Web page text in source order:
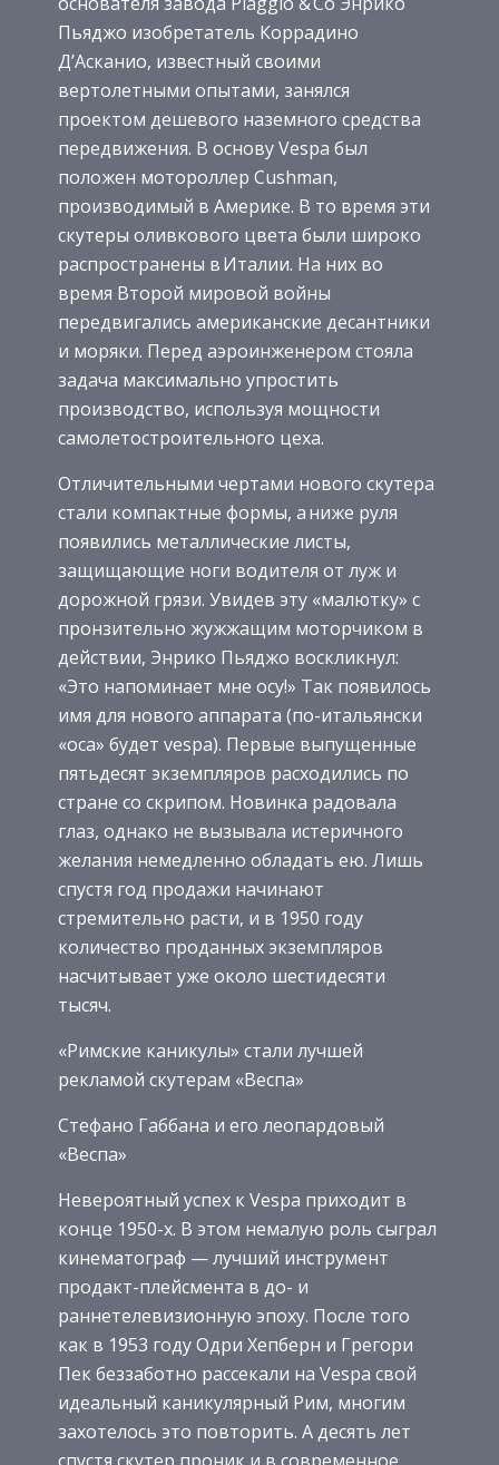
Пьяджо изобретатель Кор­радино
Д’Асканио, известный своими
вертолетными опытами, занялся
проектом дешевого наземного средства
передвижения. В основу Vespa был
положен моторол­лер Cushman,
производимый в Америке. В то вре­мя эти
скутеры оливкового цвета были широко
распространены в Италии. На них во
время Второй мировой войны
передвигались американские десантники
и моряки. Перед аэро­инженером стояла
задача максимально упростить
производство, используя мощности
самоле­то­строительного цеха.
Отличительными чертами нового скутера
стали компактные формы, а ниже руля
появились металлические листы,
защищающие ноги водителя от луж и
дорожной грязи. Увидев эту «малютку» с
пронзительно жужжащим моторчиком в
действии, Энрико Пьяджо воскликнул:
«Это напоминает мне осу!» Так появилось
имя для нового аппарата (по-итальянски
«оса» будет vespa). Первые вы­пущенные
пятьдесят экземпляров расходились по
стране со скрипом. Новинка радовала
глаз, однако не вы­зывала истеричного
желания немедленно обладать ею. Лишь
спустя год продажи начинают
стремительно расти, и в 1950 году
количество проданных экземпляров
насчитывает уже около шестидесяти
тысяч.
«Римские каникулы» стали лучшей
рекламой скутерам «Веспа»
Стефано Габбана и его леопардовый
«Веспа»
Невероятный успех к Vespa приходит в
конце 1950-х. В этом немалую роль сыграл
кинематограф — лучший инструмент
продакт-плейс­мента в до- и
раннетелевизионную эпоху. После того
как в 1953 году Одри Хепберн и Грегори
Пек беззаботно рассекали на Vespa свой
идеальный каникулярный Рим, многим
захотелось это повторить. А десять лет